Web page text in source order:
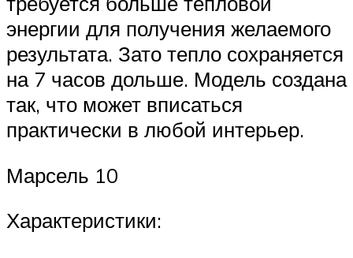
энергии для получения желаемого
результата. Зато тепло сохраняется
на 7 часов дольше. Модель создана
так, что может вписаться
практически в любой интерьер.
Марсель 10
Характеристики: